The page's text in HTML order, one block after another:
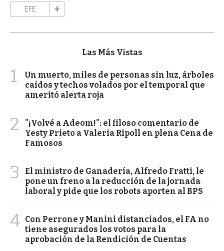
EFE
Las Más Vistas
1
Un muerto, miles de personas sin luz, árboles
caídos y techos volados por el temporal que
ameritó alerta roja
2
"¡Volvé a Adeom!": el filoso comentario de
Yesty Prieto a Valeria Ripoll en plena Cena de
Famosos
3
El ministro de Ganadería, Alfredo Fratti, le
pone un freno a la reducción de la jornada
laboral y pide que los robots aporten al BPS
4 Con Perrone y Manini distanciados, el FA no
tiene asegurados los votos para la
aprobación de la Rendición de Cuentas